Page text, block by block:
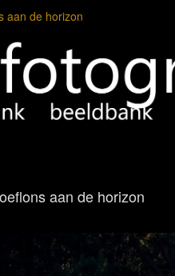
aan de horizon
aan de horizon